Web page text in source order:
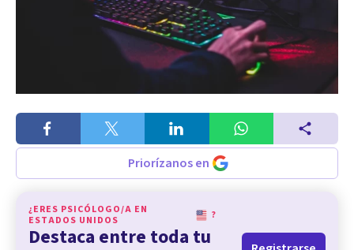
Priorízanos en
¿ERES PSICÓLOGO/A EN
ESTADOS UNIDOS
?
Destaca entre toda tu